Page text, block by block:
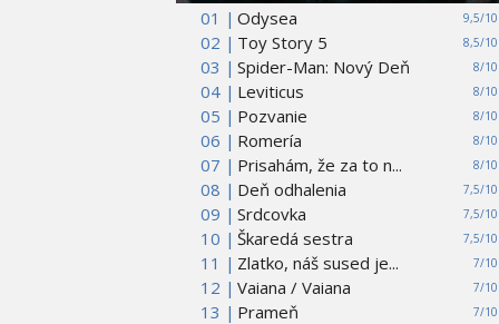
01 | 9,5/10
Odysea
02 |
8,5/10
Toy Story 5
03 |
8/10
Spider-Man: Nový Deň
04 |
8/10
Leviticus
05 |
8/10
Pozvanie
06 |
8/10
Romería
07 |
8/10
Prisahám, že za to n...
08 |
7,5/10
Deň odhalenia
09 |
7,5/10
Srdcovka
10 |
7,5/10
Škaredá sestra
11 |
7/10
Zlatko, náš sused je...
12 |
7/10
Vaiana / Vaiana
13 |
7/10
Prameň